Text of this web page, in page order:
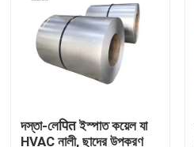
দস্তা-লেपित ইস্পাত কয়েল যা
HVAC নালী, ছাদের উপকরণ